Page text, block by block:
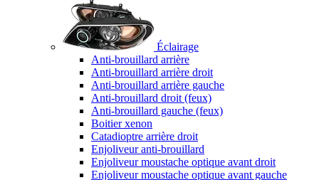
Éclairage
Anti-brouillard arrière
Anti-brouillard arrière droit
Anti-brouillard arrière gauche
Anti-brouillard droit (feux)
Anti-brouillard gauche (feux)
Boitier xenon
Catadioptre arrière droit
Enjoliveur anti-brouillard
Enjoliveur moustache optique avant droit
Enjoliveur moustache optique avant gauche